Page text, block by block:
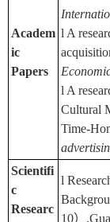
Academ
ic
Papers
l A
l A
Cultural
Time-
Scientifi
c
Researc
l
10）